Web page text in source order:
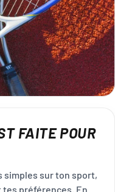
FAITE POUR
simples sur ton sport,
préférences. En